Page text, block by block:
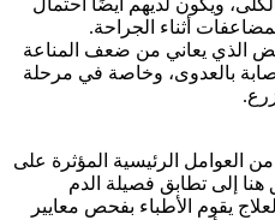
ويكون لديهم أيضًا احتمال
أثناء الجراحة.
الذي يعاني من ضعف المناعة
بالعدوى، وخاصة في مرحلة
من العوامل الرئيسية المؤثرة على
هنا إلى تطابق فصيلة الدم
يقوم الأطباء بفحص معايير